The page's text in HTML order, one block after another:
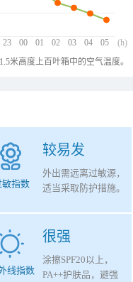
23 00 01 02 03 04 05 (h)
米高度上百叶箱中的空气温度。
较易发
敏指数
外出需远离过敏源，
适当采取防护措施。
很强
线指数
涂擦SPF20以上，
PA++护肤品，避强